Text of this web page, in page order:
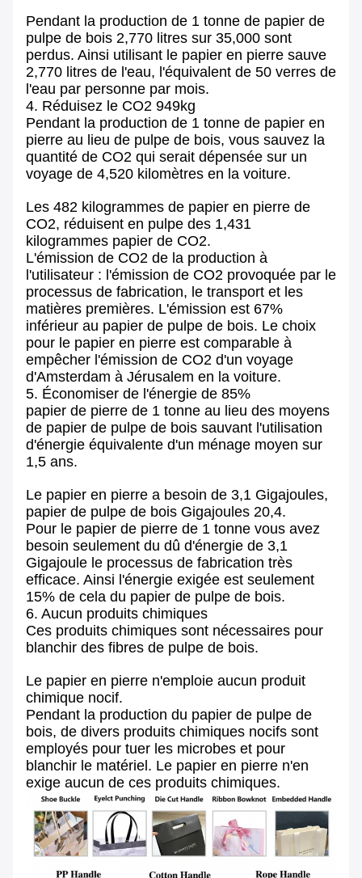
Pendant la production de 1 tonne de papier de
pulpe de bois 2,770 litres sur 35,000 sont
perdus. Ainsi utilisant le papier en pierre sauve
2,770 litres de l'eau, l'équivalent de 50 verres de
l'eau par personne par mois.
4. Réduisez le CO2 949kg
Pendant la production de 1 tonne de papier en
pierre au lieu de pulpe de bois, vous sauvez la
quantité de CO2 qui serait dépensée sur un
voyage de 4,520 kilomètres en la voiture.
Les 482 kilogrammes de papier en pierre de
CO2, réduisent en pulpe des 1,431
kilogrammes papier de CO2.
L'émission de CO2 de la production à
l'utilisateur : l'émission de CO2 provoquée par le
processus de fabrication, le transport et les
matières premières. L'émission est 67%
inférieur au papier de pulpe de bois. Le choix
pour le papier en pierre est comparable à
empêcher l'émission de CO2 d'un voyage
d'Amsterdam à Jérusalem en la voiture.
5. Économiser de l'énergie de 85%
papier de pierre de 1 tonne au lieu des moyens
de papier de pulpe de bois sauvant l'utilisation
d'énergie équivalente d'un ménage moyen sur
1,5 ans.
Le papier en pierre a besoin de 3,1 Gigajoules,
papier de pulpe de bois Gigajoules 20,4.
Pour le papier de pierre de 1 tonne vous avez
besoin seulement du dû d'énergie de 3,1
Gigajoule le processus de fabrication très
efficace. Ainsi l'énergie exigée est seulement
15% de cela du papier de pulpe de bois.
6. Aucun produits chimiques
Ces produits chimiques sont nécessaires pour
blanchir des fibres de pulpe de bois.
Le papier en pierre n'emploie aucun produit
chimique nocif.
Pendant la production du papier de pulpe de
bois, de divers produits chimiques nocifs sont
employés pour tuer les microbes et pour
blanchir le matériel. Le papier en pierre n'en
exige aucun de ces produits chimiques.